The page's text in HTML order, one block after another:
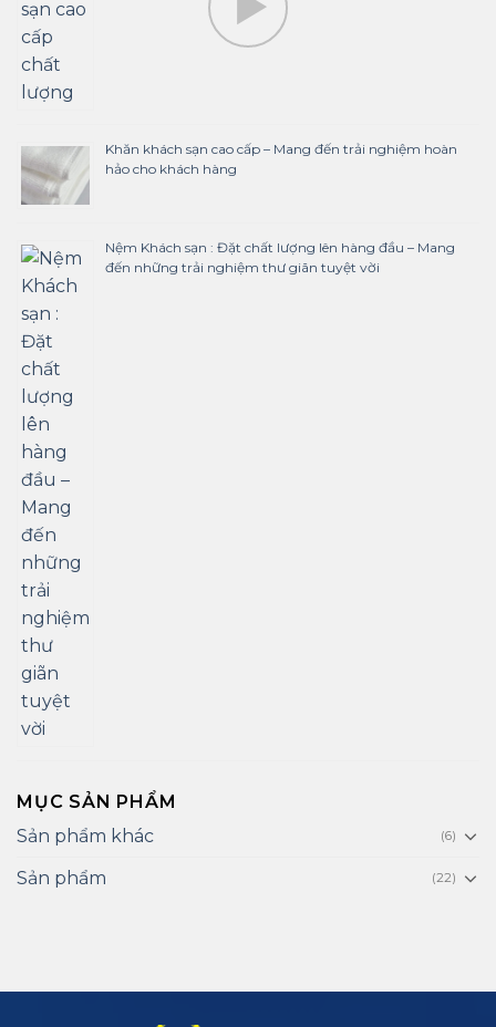
Khăn khách sạn cao cấp – Mang đến trải nghiệm hoàn
hảo cho khách hàng
Nệm Khách sạn : Đặt chất lượng lên hàng đầu – Mang
đến những trải nghiệm thư giãn tuyệt vời
MỤC SẢN PHẨM
Sản phẩm khác
(6)
Sản phẩm (22)